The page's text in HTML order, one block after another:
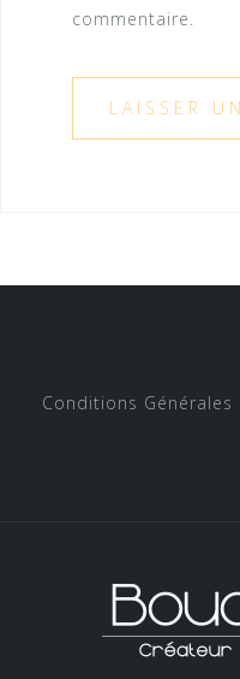
commentaire.
Conditions Générales